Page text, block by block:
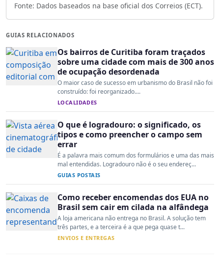
Fonte: Dados baseados na base oficial dos Correios (ECT).
GUIAS RELACIONADOS
Os bairros de Curitiba foram traçados
sobre uma cidade com mais de 300 anos
de ocupação desordenada
O maior caso de sucesso em urbanismo do Brasil não foi
construído: foi reorganizado....
LOCALIDADES
O que é logradouro: o significado, os
tipos e como preencher o campo sem
errar
É a palavra mais comum dos formulários e uma das mais
mal entendidas. Logradouro não é o seu endereç...
GUIAS POSTAIS
Como receber encomendas dos EUA no
Brasil sem cair em cilada na alfândega
A loja americana não entrega no Brasil. A solução tem
três partes, e a terceira é a que pega quase t...
ENVIOS E ENTREGAS